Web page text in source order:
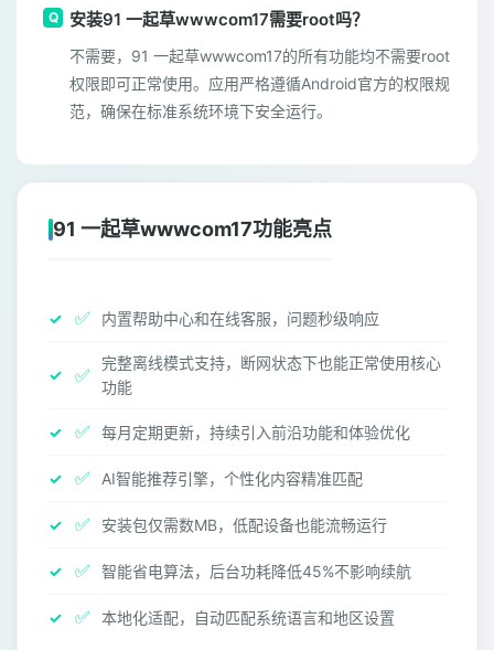
安装91 一起草wwwcom17需要root吗？
不需要，91 一起草wwwcom17的所有功能均不需要root
权限即可正常使用。应用严格遵循Android官方的权限规
范，确保在标准系统环境下安全运行。
91 一起草wwwcom17功能亮点
✅ 内置帮助中心和在线客服，问题秒级响应
✅
完整离线模式支持，断网状态下也能正常使用核心
功能
✅ 每月定期更新，持续引入前沿功能和体验优化
✅ AI智能推荐引擎，个性化内容精准匹配
✅ 安装包仅需数MB，低配设备也能流畅运行
✅ 智能省电算法，后台功耗降低45%不影响续航
✅ 本地化适配，自动匹配系统语言和地区设置